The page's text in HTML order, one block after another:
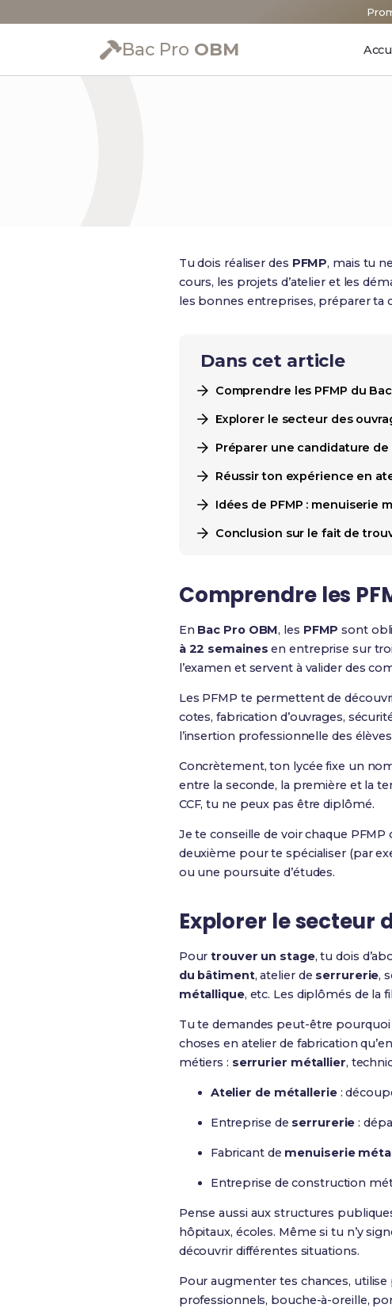
Bac Pro OBM
Tu dois réaliser des PFMP, mais tu
cours, les projets d’atelier et les
les bonnes entreprises, préparer ta
Dans cet article
Comprendre les PFMP du
Explorer le secteur des
Préparer une candidature
Réussir ton expérience en
Idées de PFMP : menuiserie
Conclusion sur le fait de
Comprendre les
En Bac Pro OBM, les PFMP sont
à 22 semaines en entreprise sur
l’examen et servent à valider des
Les PFMP te permettent de
cotes, fabrication d’ouvrages,
l’insertion professionnelle des
Concrètement, ton lycée fixe un
entre la seconde, la première et la
CCF, tu ne peux pas être diplômé.
Je te conseille de voir chaque
deuxième pour te spécialiser (par
ou une poursuite d’études.
Explorer le secteur
Pourtrouver un stage, tu dois
du bâtiment, atelier de serrurerie,
métallique, etc. Les diplômés de la
Tu te demandes peut-être pourquoi
choses en atelier de fabrication
métiers : serrurier métallier,
Atelier de métallerie:
Entreprise de serrurerie :
Fabricant de menuiserie
Entreprise de construction
Pense aussi aux structures
hôpitaux, écoles. Même si tu n’y
découvrir différentes situations.
Pour augmenter tes chances, utilise
professionnels, bouche-à-oreille,